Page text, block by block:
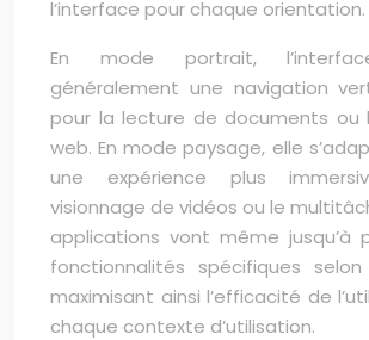
l’interface pour chaque orientation.
En mode portrait,
généralement une navigation
pour la lecture de documents ou
web. En mode paysage, elle
une expérience plus
visionnage de vidéos ou le
applications vont même jusqu’à
fonctionnalités spécifiques selon
maximisant ainsi l’efficacité de
chaque contexte d’utilisation.